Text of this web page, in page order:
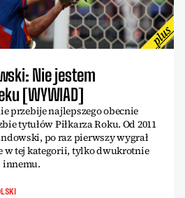
Nie jestem
[WYWIAD]
przebije najlepszego obecnie
tytułów Piłkarza Roku. Od 2011
po raz pierwszy wygrał
w tej kategorii, tylko dwukrotnie
innemu.